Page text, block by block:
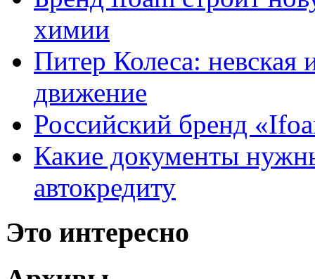
химии
Питер Колеса: невская
движение
Российский бренд
Какие документы
автокредиту
Это интересно